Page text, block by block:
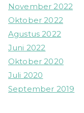
November 2022
Oktober 2022
Agustus 2022
Juni 2022
Oktober 2020
Juli 2020
September 2019